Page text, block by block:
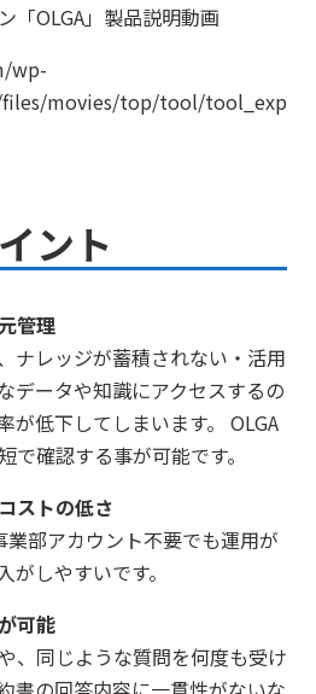
「OLGA」製品説明動画
wp-
movies/top/tool/tool_exp
ント
管理
ナレッジが蓄積されない・活用
データや知識にアクセスするの
が低下してしまいます。 OLGA
で確認する事が可能です。
ストの低さ
部アカウント不要でも運用が
がしやすいです。
可能
、同じような質問を何度も受け